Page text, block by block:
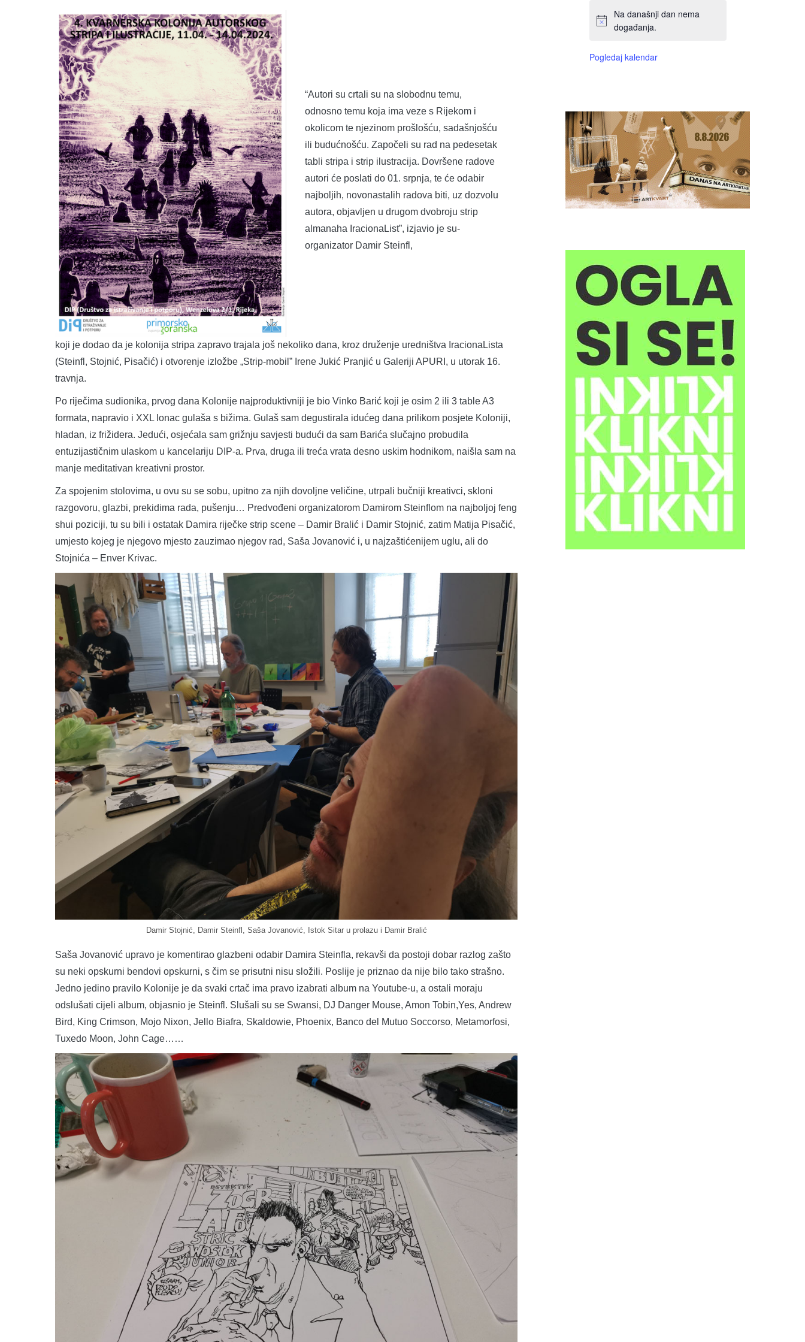
“Autori su crtali su na slobodnu temu,
odnosno temu koja ima veze s Rijekom i
okolicom te njezinom prošlošću, sadašnjošću
ili budućnošću. Započeli su rad na pedesetak
tabli stripa i strip ilustracija. Dovršene radove
autori će poslati do 01. srpnja, te će odabir
najboljih, novonastalih radova biti, uz dozvolu
autora, objavljen u drugom dvobroju strip
almanaha IracionaList”, izjavio je su-
organizator Damir Steinfl,
koji je dodao da je kolonija stripa zapravo trajala još nekoliko dana, kroz druženje uredništva IracionaLista
(Steinfl, Stojnić, Pisačić) i otvorenje izložbe „Strip-mobil” Irene Jukić Pranjić u Galeriji APURI, u utorak 16.
travnja.
Po riječima sudionika, prvog dana Kolonije najproduktivniji je bio Vinko Barić koji je osim 2 ili 3 table A3
formata, napravio i XXL lonac gulaša s bižima. Gulaš sam degustirala idućeg dana prilikom posjete Koloniji,
hladan, iz frižidera. Jedući, osjećala sam grižnju savjesti budući da sam Barića slučajno probudila
entuzijastičnim ulaskom u kancelariju DIP-a. Prva, druga ili treća vrata desno uskim hodnikom, naišla sam na
manje meditativan kreativni prostor.
Za spojenim stolovima, u ovu su se sobu, upitno za njih dovoljne veličine, utrpali bučniji kreativci, skloni
razgovoru, glazbi, prekidima rada, pušenju… Predvođeni organizatorom Damirom Steinflom na najboljoj feng
shui poziciji, tu su bili i ostatak Damira riječke strip scene – Damir Bralić i Damir Stojnić, zatim Matija Pisačić,
umjesto kojeg je njegovo mjesto zauzimao njegov rad, Saša Jovanović i, u najzaštićenijem uglu, ali do
Stojnića – Enver Krivac.
Damir Stojnić, Damir Steinfl, Saša Jovanović, Istok Sitar u prolazu i Damir Bralić
Saša Jovanović upravo je komentirao glazbeni odabir Damira Steinfla, rekavši da postoji dobar razlog zašto
su neki opskurni bendovi opskurni, s čim se prisutni nisu složili. Poslije je priznao da nije bilo tako strašno.
Jedno jedino pravilo Kolonije je da svaki crtač ima pravo izabrati album na Youtube-u, a ostali moraju
odslušati cijeli album, objasnio je Steinfl. Slušali su se Swansi, DJ Danger Mouse, Amon Tobin,Yes, Andrew
Bird, King Crimson, Mojo Nixon, Jello Biafra, Skaldowie, Phoenix, Banco del Mutuo Soccorso, Metamorfosi,
Tuxedo Moon, John Cage……
Na današnji dan nema
događanja.
Pogledaj kalendar